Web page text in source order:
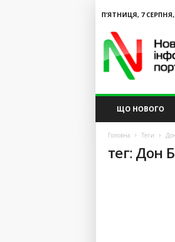
П’ЯТНИЦЯ, 7 СЕРПНЯ,
ЩО НОВОГО
Головна Теги
тег: Дон